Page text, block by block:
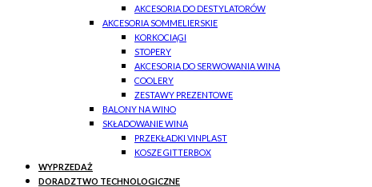
AKCESORIA DO DESTYLATORÓW
AKCESORIA SOMMELIERSKIE
KORKOCIĄGI
STOPERY
AKCESORIA DO SERWOWANIA WINA
COOLERY
ZESTAWY PREZENTOWE
BALONY NA WINO
SKŁADOWANIE WINA
PRZEKŁADKI VINPLAST
KOSZE GITTERBOX
WYPRZEDAŻ
DORADZTWO TECHNOLOGICZNE